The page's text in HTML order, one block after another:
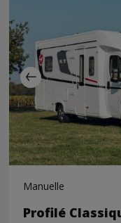
Manuelle
Profilé